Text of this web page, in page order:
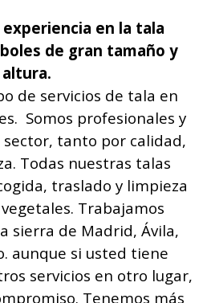
en la tala
de gran tamaño y
altura.
de servicios de tala en
Somos profesionales y
tanto por calidad,
Todas nuestras talas
traslado y limpieza
Trabajamos
sierra de Madrid, Ávila,
aunque si usted tiene
servicios en otro lugar,
Tenemos más